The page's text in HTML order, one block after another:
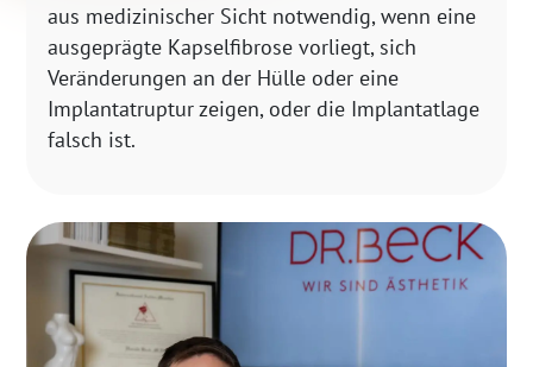
aus medizinischer Sicht notwendig, wenn eine
ausgeprägte Kapselfibrose vorliegt, sich
Veränderungen an der Hülle oder eine
Implantatruptur zeigen, oder die Implantatlage
falsch ist.